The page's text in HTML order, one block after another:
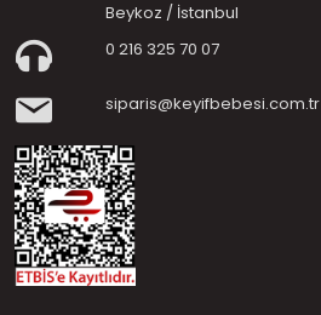
Beykoz / İstanbul
0 216 325 70 07
siparis@keyifbebesi.com.tr